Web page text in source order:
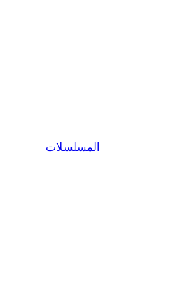
المسلسلات